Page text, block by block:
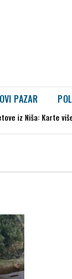
PAZAR
iz Niša: Karte